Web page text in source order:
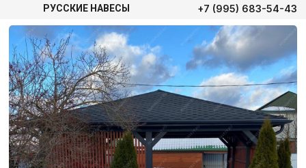
РУССКИЕ НАВЕСЫ +7 (995) 683-54-43